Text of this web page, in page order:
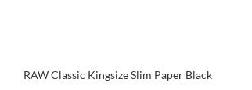
RAW Classic Kingsize Slim Paper Black